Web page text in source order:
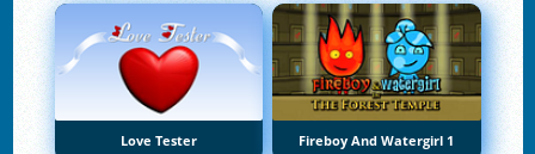
Love Tester Fireboy And Watergirl 1